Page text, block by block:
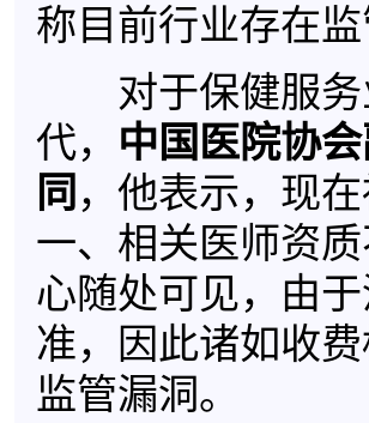
称目前行业存在监
对于保健服务
代， 中国医院协
同 ，他表示，现
一、相关医师资
心随处可见，由
准，因此诸如收
监管漏洞。